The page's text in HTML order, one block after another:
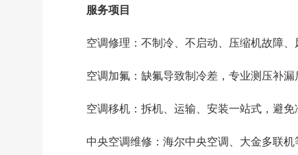
服务项目
空调修理：不制冷、不启动、压缩机故障、
空调加氟：缺氟导致制冷差，专业测压补漏
空调移机：拆机、运输、安装一站式，避免
中央空调维修：海尔中央空调、大金多联机